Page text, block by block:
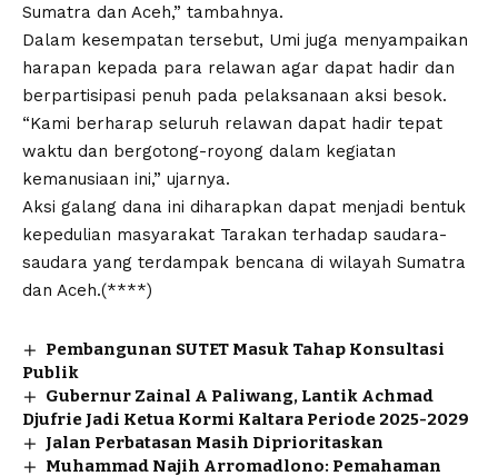
Sumatra dan Aceh,” tambahnya.
Dalam kesempatan tersebut, Umi juga menyampaikan
harapan kepada para relawan agar dapat hadir dan
berpartisipasi penuh pada pelaksanaan aksi besok.
“Kami berharap seluruh relawan dapat hadir tepat
waktu dan bergotong-royong dalam kegiatan
kemanusiaan ini,” ujarnya.
Aksi galang dana ini diharapkan dapat menjadi bentuk
kepedulian masyarakat Tarakan terhadap saudara-
saudara yang terdampak bencana di wilayah Sumatra
dan Aceh.(****)
Pembangunan SUTET Masuk Tahap Konsultasi
Publik
Gubernur Zainal A Paliwang, Lantik Achmad
Djufrie Jadi Ketua Kormi Kaltara Periode 2025-2029
Jalan Perbatasan Masih Diprioritaskan
Muhammad Najih Arromadlono: Pemahaman